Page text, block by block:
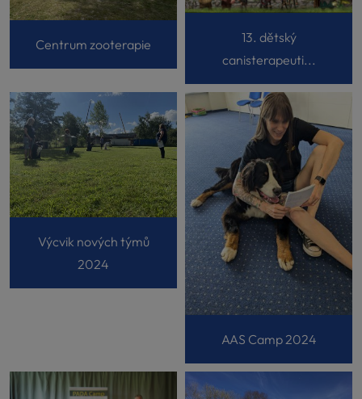
Centrum zooterapie
13. dětský
canisterapeuti...
Výcvik nových týmů
2024
AAS Camp 2024